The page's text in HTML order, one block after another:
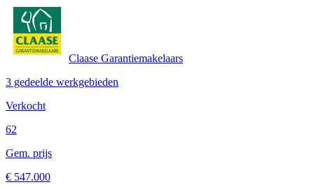
Claase Garantiemakelaars
3 gedeelde werkgebieden
Verkocht
62
Gem. prijs
€ 547.000